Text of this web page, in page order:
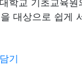
학교 기초교육
대상으로 쉽게
기